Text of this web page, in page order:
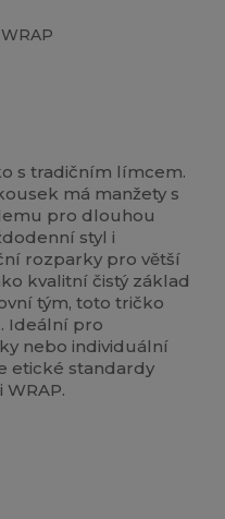
s tradičním límcem.
má manžety s
pro dlouhou
styl i
rozparky pro větší
kvalitní čistý základ
tým, toto tričko
Ideální pro
nebo individuální
etické standardy